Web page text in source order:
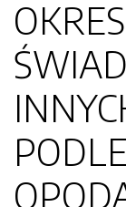
OKRES